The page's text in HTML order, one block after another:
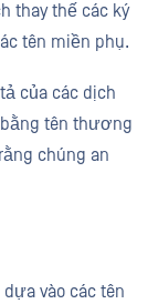
thay thế các ký
tên miền phụ.
của các dịch
tên thương
chúng an
vào các tên